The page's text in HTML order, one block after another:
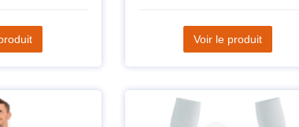
Voir le produit